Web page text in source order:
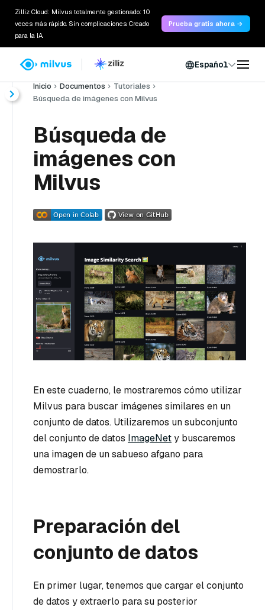
Zilliz Cloud: Milvus totalmente gestionado: 10
veces más rápido. Sin complicaciones. Creado
para la IA.
Prueba gratis ahora →
Español
Inicio Documentos
Tutoriales
Búsqueda de imágenes con Milvus
Búsqueda de
imágenes con
Milvus
En este cuaderno, le mostraremos cómo utilizar
Milvus para buscar imágenes similares en un
conjunto de datos. Utilizaremos un subconjunto
del conjunto de datos ImageNety buscaremos
una imagen de un sabueso afgano para
demostrarlo.
Preparación del
conjunto de datos
En primer lugar, tenemos que cargar el conjunto
de datos y extraerlo para su posterior